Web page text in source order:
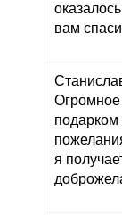
вам
подарком
я